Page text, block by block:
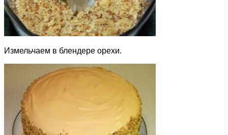
Измельчаем в блендере орехи.